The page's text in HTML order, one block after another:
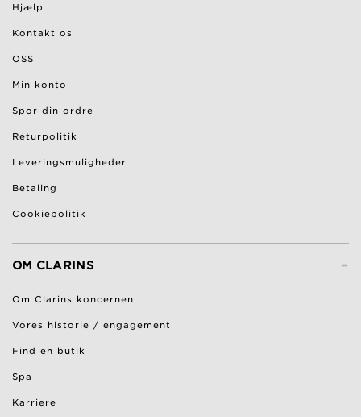
Hjælp
Kontakt os
OSS
Min konto
Spor din ordre
Returpolitik
Leveringsmuligheder
Betaling
Cookiepolitik
-
OM CLARINS
Om Clarins koncernen
Vores historie / engagement
Find en butik
Spa
Karriere